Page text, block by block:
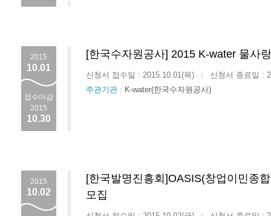
2015
10.01
접수마감
2015
10.30
[한국수자원공사] 2015 K-water 물사
신청서 접수일 : 2015.10.01(목) |
신청서 종료일 :
주관기관 : K-water(한국수자원공사)
2015
10.02
[한국발명진흥회]OASIS(창업이민종
모집